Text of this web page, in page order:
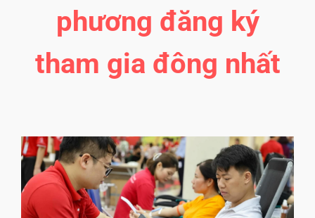
phương đăng ký
tham gia đông nhất